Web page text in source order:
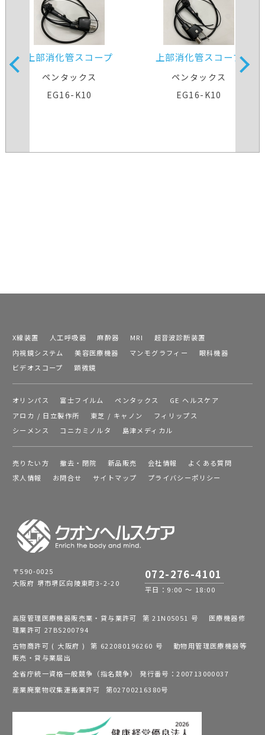
上部消化管スコープ
ペンタックス
EG16-K10
上部消化管スコープ
ペンタックス
EG16-K10
X線装置 人工呼吸器 麻酔器 MRI
超音波診断装置
内視鏡システム
美容医療機器 マンモグラフィー
眼科機器
ビデオスコープ
顕微鏡
オリンパス 富士フイルム ペンタックス
GE ヘルスケア
アロカ / 日立製作所
東芝 / キャノン
フィリップス
シーメンス
コニカミノルタ 島津メディカル
売りたい方 撤去・閉院 新品販売 会社情報
よくある質問
求人情報
お問合せ サイトマップ プライバシーポリシー
〒590-0025
大阪府 堺市堺区向陵東町3-2-20
072-276-4101
平日：9:00 ～ 18:00
高度管理医療機器販売業・貸与業許可 第 21N05051 号 医療機器修
理業許可 27BS200794
古物商許可 ( 大阪府 ) 第 622080196260 号 動物用管理医療機器等
販売・貸与業届出
全省庁統一資格一般競争（指名競争） 発行番号：200713000037
産業廃棄物収集運搬業許可 第02700216380号